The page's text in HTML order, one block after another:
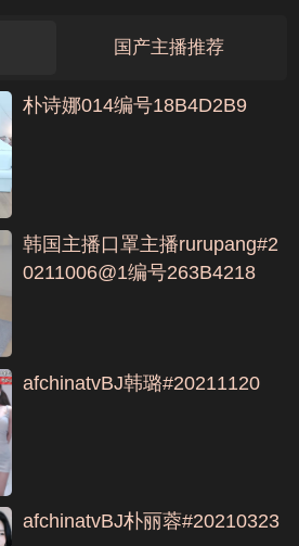
国产主播推荐
朴诗娜014编号18B4D2B9
韩国主播口罩主播rurupang#2
0211006@1编号263B4218
afchinatvBJ韩璐#20211120
afchinatvBJ朴丽蓉#20210323